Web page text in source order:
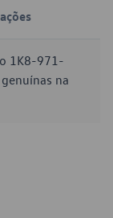
1K8-971-
na